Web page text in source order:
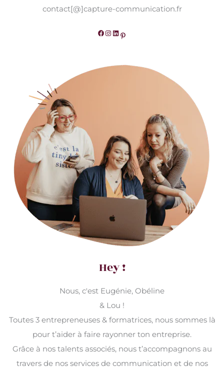
contact[@]capture-communication.fr
Facebook Instagram LinkedIn Pinterest
Hey !
Nous, c'est Eugénie, Obéline
& Lou !
Toutes 3 entrepreneuses & formatrices, nous sommes là
pour t’aider à faire rayonner ton entreprise.
Grâce à nos talents associés, nous t’accompagnons au
travers de nos services de communication et de nos